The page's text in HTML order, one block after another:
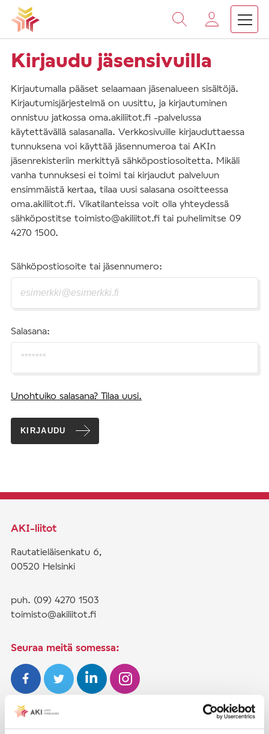
Vieritä
sisältöön
Kirjaudu jäsensivuilla
Kirjautumalla pääset selaamaan jäsenalueen sisältöjä.
Kirjautumisjärjestelmä on uusittu, ja kirjautuminen
onnistuu jatkossa oma.akiliitot.fi -palvelussa
käytettävällä salasanalla. Verkkosivuille kirjauduttaessa
tunnuksena voi käyttää jäsennumeroa tai AKIn
jäsenrekisteriin merkittyä sähköpostiosoitetta. Mikäli
vanha tunnuksesi ei toimi tai kirjaudut palveluun
ensimmäistä kertaa, tilaa uusi salasana osoitteessa
oma.akiliitot.fi. Vikatilanteissa voit olla yhteydessä
sähköpostitse toimisto@akiliitot.fi tai puhelimitse 09
4270 1500.
Sähköpostiosoite tai jäsennumero:
Salasana:
Unohtuiko salasana? Tilaa uusi.
KIRJAUDU
AKI-liitot
Rautatieläisenkatu 6,
00520 Helsinki
puh. (09) 4270 1503
toimisto@akiliitot.fi
Seuraa meitä somessa: